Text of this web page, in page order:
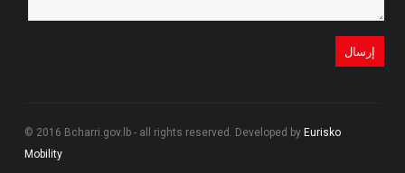
© 2016 Bcharri.gov.lb - all rights reserved. Developed by Eurisko
Mobility